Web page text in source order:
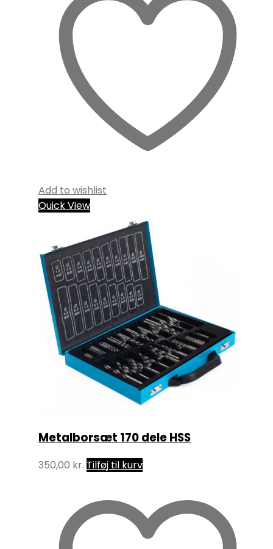
Add to wishlist
Quick View
Metalborsæt 170 dele HSS
350,00 kr. Tilføj til kurv